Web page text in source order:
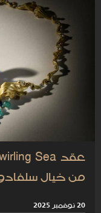
من خيال
20 نوفمبر 2025